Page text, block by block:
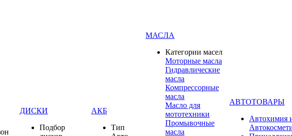
ДИСКИ
Подбор
АКБ
Тип
МАСЛА
Категории масел
Моторные масла
Гидравлические
масла
Компрессорные
масла
Масло для
мототехники
Промывочные
масла
АВТОТОВАРЫ
Автохимия